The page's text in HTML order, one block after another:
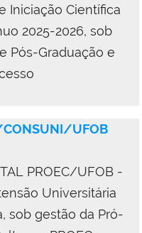
Iniciação Científica
2025-2026, sob
Pós-Graduação e
CONSUNI/UFOB
PROEC/UFOB -
Universitária
sob gestão da Pró-